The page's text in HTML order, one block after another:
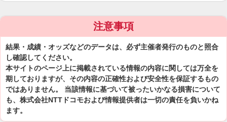
注意事項
結果・成績・オッズなどのデータは、必ず主催者発行のものと照合
し確認してください。
本サイトのページ上に掲載されている情報の内容に関しては万全を
期しておりますが、その内容の正確性および安全性を保証するもの
ではありません。 当該情報に基づいて被ったいかなる損害について
も、株式会社NTTドコモおよび情報提供者は一切の責任を負いかね
ます。